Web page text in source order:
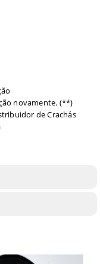
novamente. (**)
de Crachás